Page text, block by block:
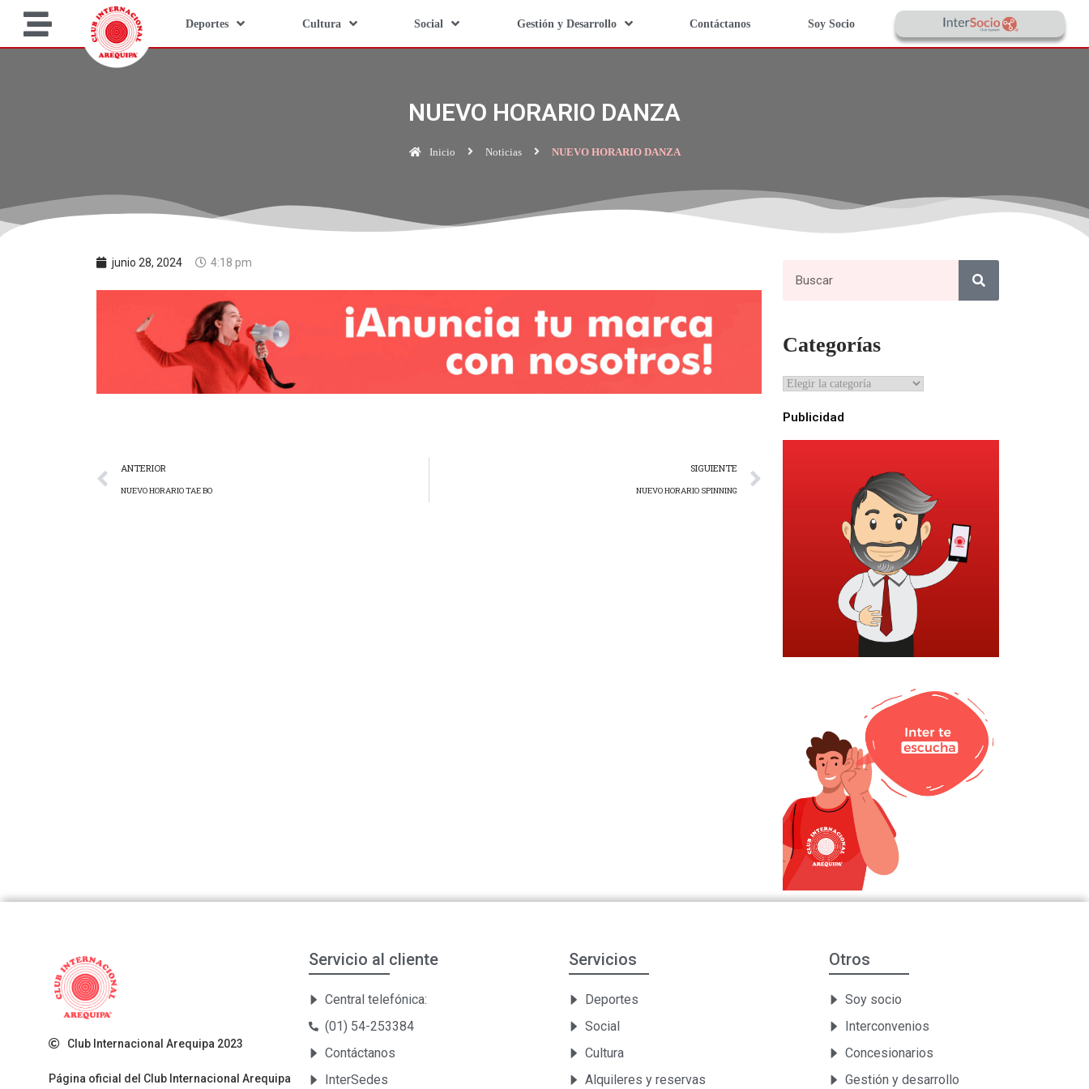
Deportes Cultura Social Gestión y Desarrollo Contáctanos Soy Socio
NUEVO HORARIO DANZA
Inicio Noticias NUEVO HORARIO DANZA
junio 28, 2024 4:18 pm
ANTERIOR
NUEVO HORARIO TAE BO
SIGUIENTE
NUEVO HORARIO SPINNING
Categorías
Publicidad
Club Internacional Arequipa 2023
Página oficial del Club Internacional Arequipa
Servicio al cliente
Central telefónica:
(01) 54-253384
Contáctanos
InterSedes
Servicios
Deportes
Social
Cultura
Alquileres y reservas
Otros
Soy socio
Interconvenios
Concesionarios
Gestión y desarrollo